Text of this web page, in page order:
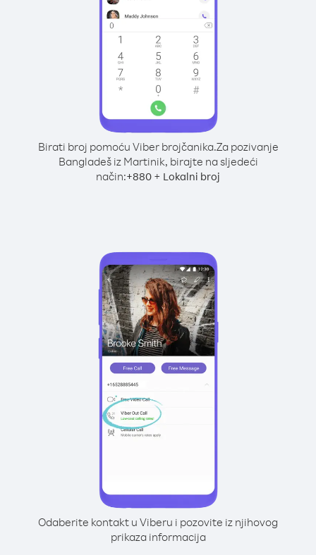
Birati broj pomoću Viber brojčanika.Za pozivanje
Bangladeš iz Martinik, birajte na sljedeći
način:+880 + Lokalni broj
Odaberite kontakt u Viberu i pozovite iz njihovog
prikaza informacija